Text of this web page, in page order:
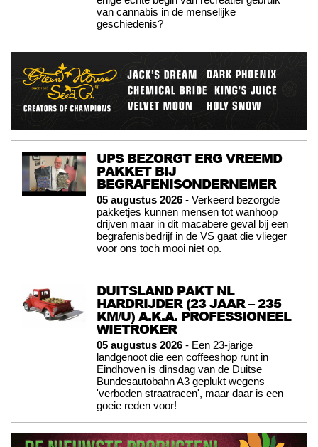
van cannabis in de menselijke
geschiedenis?
UPS BEZORGT ERG VREEMD
PAKKET BIJ
BEGRAFENISONDERNEMER
05 augustus 2026 - Verkeerd bezorgde
pakketjes kunnen mensen tot wanhoop
drijven maar in dit macabere geval bij een
begrafenisbedrijf in de VS gaat die vlieger
voor ons toch mooi niet op.
DUITSLAND PAKT NL
HARDRIJDER (23 JAAR – 235
KM/U) A.K.A. PROFESSIONEEL
WIETROKER
05 augustus 2026 - Een 23-jarige
landgenoot die een coffeeshop runt in
Eindhoven is dinsdag van de Duitse
Bundesautobahn A3 geplukt wegens
'verboden straatracen', maar daar is een
goeie reden voor!